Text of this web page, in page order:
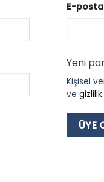
E-
Yeni
Kişisel
ve
ÜYE